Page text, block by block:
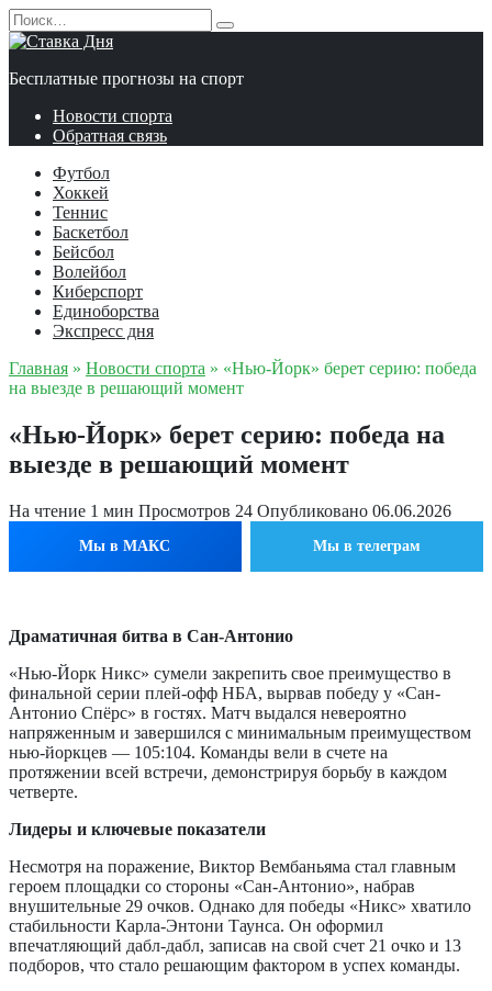
Перейти
к
содержанию
Search
for:
Бесплатные прогнозы на спорт
Новости спорта
Обратная связь
Футбол
Хоккей
Теннис
Баскетбол
Бейсбол
Волейбол
Киберспорт
Единоборства
Экспресс дня
Главная » Новости спорта » «Нью-Йорк» берет серию: победа
на выезде в решающий момент
«Нью-Йорк» берет серию: победа на
выезде в решающий момент
На чтение 1 мин Просмотров 24 Опубликовано 06.06.2026
Мы в МАКС Мы в телеграм
Драматичная битва в Сан-Антонио
«Нью-Йорк Никс» сумели закрепить свое преимущество в
финальной серии плей-офф НБА, вырвав победу у «Сан-
Антонио Спёрс» в гостях. Матч выдался невероятно
напряженным и завершился с минимальным преимуществом
нью-йоркцев — 105:104. Команды вели в счете на
протяжении всей встречи, демонстрируя борьбу в каждом
четверте.
Лидеры и ключевые показатели
Несмотря на поражение, Виктор Вембаньяма стал главным
героем площадки со стороны «Сан-Антонио», набрав
внушительные 29 очков. Однако для победы «Никс» хватило
стабильности Карла-Энтони Таунса. Он оформил
впечатляющий дабл-дабл, записав на свой счет 21 очко и 13
подборов, что стало решающим фактором в успех команды.